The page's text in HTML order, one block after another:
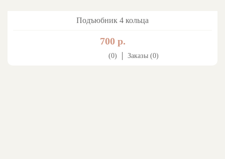
Подъюбник 4 кольца
700 р.
(0) Заказы (0)